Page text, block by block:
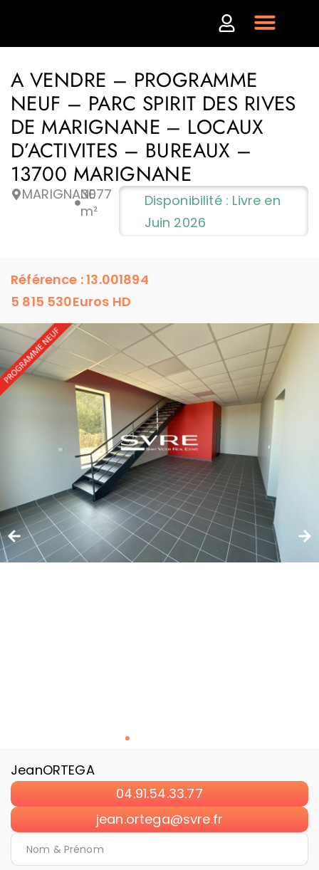
A VENDRE – PROGRAMME
NEUF – PARC SPIRIT DES RIVES
DE MARIGNANE – LOCAUX
D’ACTIVITES – BUREAUX –
13700 MARIGNANE
MARIGNANE3077
m²
Disponibilité : Livre en
Juin 2026
5 815 530Euros HD
Référence : 13.001894
JeanORTEGA
04.91.54.33.77
jean.ortega@svre.fr